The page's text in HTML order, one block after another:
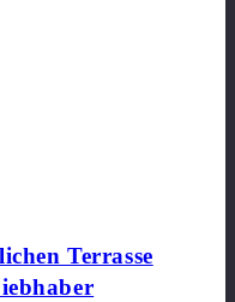
Terrasse